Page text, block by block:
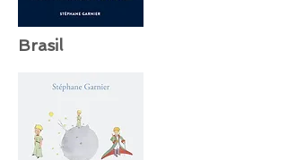
Brasil